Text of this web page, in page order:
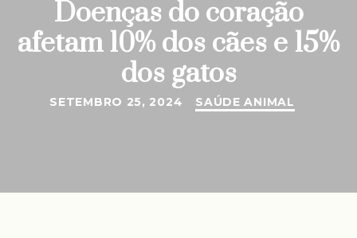
Doenças do coração
afetam 10% dos cães e 15%
dos gatos
SETEMBRO 25, 2024 SAÚDE ANIMAL